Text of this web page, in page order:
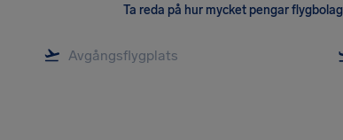
Ta reda på hur mycket pengar